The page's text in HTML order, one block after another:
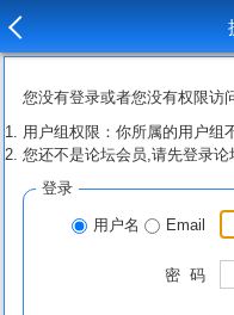
您没有登录或者您没有权限访
用户组权限：你所属的用户组
您还不是论坛会员,请先登录论
登录
用户名 Email
密 码